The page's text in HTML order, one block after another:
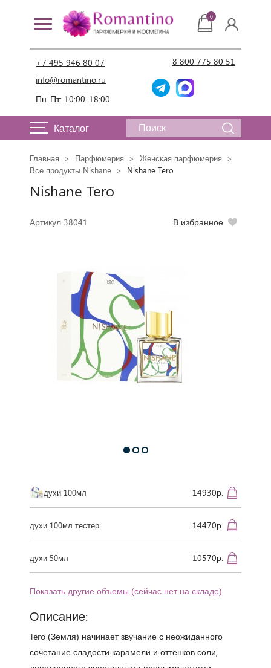
+7 495 946 80 07
info@romantino.ru
Пн-Пт: 10:00-18:00
8 800 775 80 51
0
Каталог
Главная Парфюмерия
Женская парфюмерия
Все продукты Nishane
Nishane Tero
Nishane Tero
Артикул 38041 В избранное
духи 100мл 14930р.
духи 100мл тестер 14470р.
духи 50мл 10570р.
Показать другие объемы (сейчас нет на складе)
Описание:
Tero (Земля) начинает звучание с неожиданного
сочетание сладости карамели и оттенков соли,